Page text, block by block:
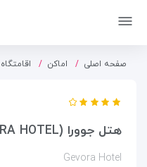
صفحه اصلی اماکن
هتل جوورا (GEVORA HOTEL)
Gevora Hotel